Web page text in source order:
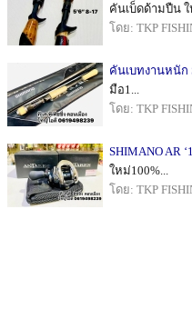
คันเบ็ดด้ามปืน ใ
โดย: TKP
คันเบทงานหนัก
มือ1...
โดย: TKP
SHIMANO AR
ใหม่100%...
โดย: TKP